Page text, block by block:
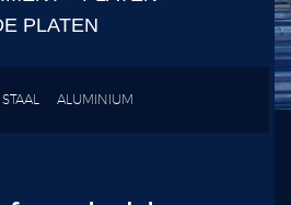
PLATEN
STAAL ALUMINIUM